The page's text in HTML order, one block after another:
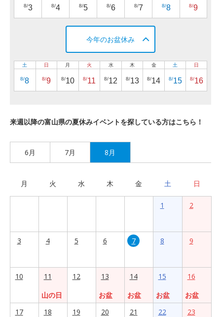
8/3 8/4 8/5 8/6 8/7 8/8 8/9
今年のお盆休み
土
8/8
日
8/9
月
8/10
火
8/11
水
8/12
木
8/13
金
8/14
土
8/15
日
8/16
来週以降の富山県の夏休みイベントを探している方はこちら！
6月 7月 8月
月 火 水 木 金 土 日
1 2
3 4 5 6 7 8 9
10
11
山の日
12
13
お盆
14
お盆
15
お盆
16
お盆
17
18 19 20 21 22 23